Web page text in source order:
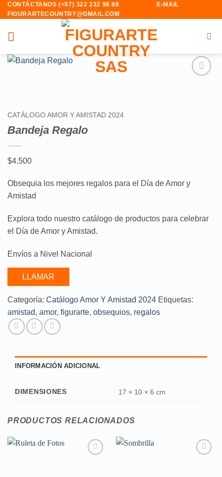
Saltar
al
contenido
CONTÁCTANOS (+57) 322 232 98 88 E-MAIL
FIGURARTECOUNTRY@GMAIL.COM
CATÁLOGO AMOR Y AMISTAD 2024
Bandeja Regalo
$4.500
Obsequia los mejores regalos para el Día de Amor y
Amistad
Explora todo nuestro catálogo de productos para celebrar
el Día de Amor y Amistad.
Envíos a Nivel Nacional
LLAMAR
Categoría: Catálogo Amor Y Amistad 2024 Etiquetas:
amistad, amor, figurarte, obsequios, regalos
INFORMACIÓN ADICIONAL
DIMENSIONES 17 × 10 × 6 cm
PRODUCTOS RELACIONADOS